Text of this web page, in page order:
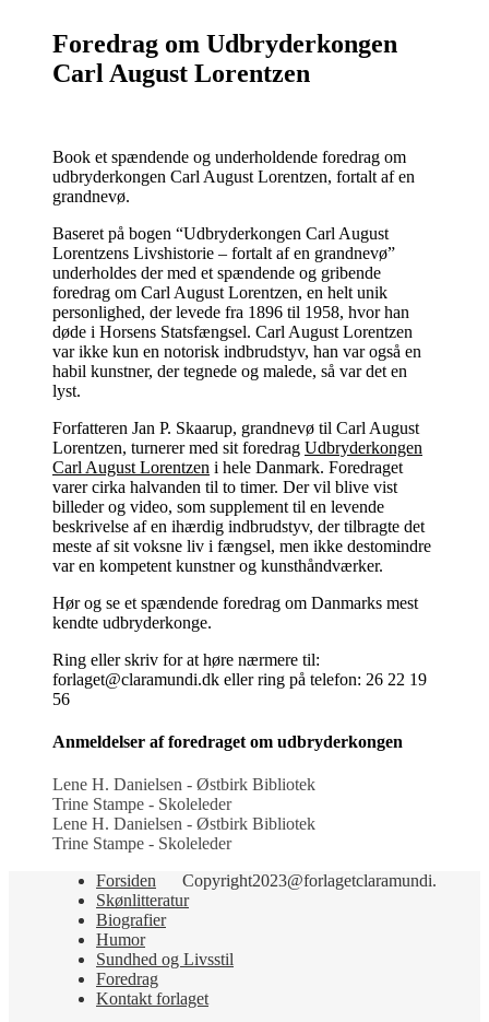
Foredrag om Udbryderkongen
Carl August Lorentzen
Book et spændende og underholdende foredrag om
udbryderkongen Carl August Lorentzen, fortalt af en
grandnevø.
Baseret på bogen “Udbryderkongen Carl August
Lorentzens Livshistorie – fortalt af en grandnevø”
underholdes der med et spændende og gribende
foredrag om Carl August Lorentzen, en helt unik
personlighed, der levede fra 1896 til 1958, hvor han
døde i Horsens Statsfængsel. Carl August Lorentzen
var ikke kun en notorisk indbrudstyv, han var også en
habil kunstner, der tegnede og malede, så var det en
lyst.
Forfatteren Jan P. Skaarup, grandnevø til Carl August
Lorentzen, turnerer med sit foredrag Udbryderkongen
Carl August Lorentzen i hele Danmark. Foredraget
varer cirka halvanden til to timer. Der vil blive vist
billeder og video, som supplement til en levende
beskrivelse af en ihærdig indbrudstyv, der tilbragte det
meste af sit voksne liv i fængsel, men ikke destomindre
var en kompetent kunstner og kunsthåndværker.
Hør og se et spændende foredrag om Danmarks mest
kendte udbryderkonge.
Ring eller skriv for at høre nærmere til:
forlaget@claramundi.dk eller ring på telefon: 26 22 19
56
Anmeldelser af foredraget om udbryderkongen
Lene H. Danielsen - Østbirk Bibliotek
Trine Stampe - Skoleleder
Lene H. Danielsen - Østbirk Bibliotek
Trine Stampe - Skoleleder
Copyright2023@forlagetclaramundi.
Forsiden
Skønlitteratur
Biografier
Humor
Sundhed og Livsstil
Foredrag
Kontakt forlaget